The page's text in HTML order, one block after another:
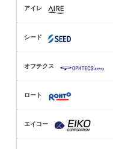
アイレ
シード
オフテクス
ロート
エイコー